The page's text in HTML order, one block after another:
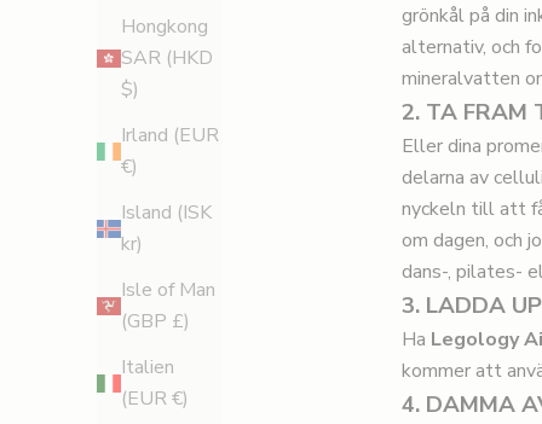
Hongkong
SAR (HKD
$)
Irland (EUR
€)
Island (ISK
kr)
Isle of Man
(GBP £)
Italien
(EUR €)
grönkål på din
alternativ, och
mineralvatten
2. TA FRAM
Eller dina
delarna av
nyckeln till att
om dagen, och
dans-, pilates-
3. LADDA
Ha Legology
kommer att
4. DAMMA